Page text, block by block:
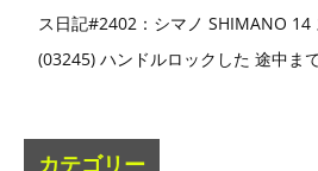
ス日記#2402：シマノ SHIMANO 14
(03245) ハンドルロックした 途中ま
カテゴリー